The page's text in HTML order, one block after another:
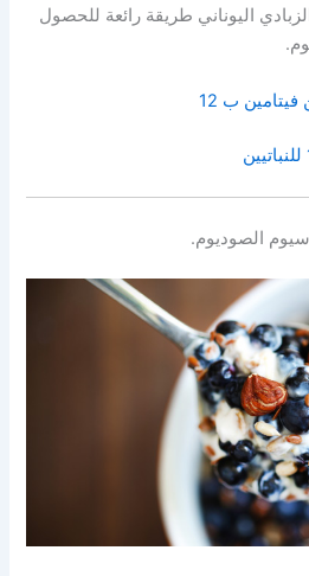
اليوناني طريقة رائعة للحصول
ب 12
الصوديوم.